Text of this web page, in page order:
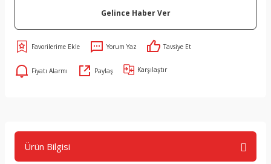
Gelince Haber Ver
Yorum Yaz Tavsiye Et
Fiyatı Alarmı Paylaş Karşılaştır
Ürün Bilgisi